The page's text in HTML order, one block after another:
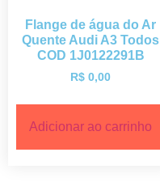
Flange de água do Ar
Quente Audi A3 Todos
COD 1J0122291B
R$ 0,00
Adicionar ao carrinho